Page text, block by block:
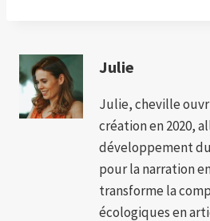
Julie
Julie, cheville
création en 2020,
développement
pour la narration
transforme la
écologiques en